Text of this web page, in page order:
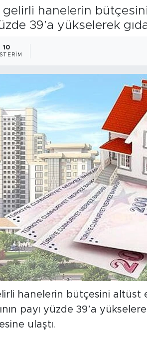
hanelerin
39’a yükselerek
10
hanelerin bütçesini altüst
payı yüzde 39’a
ulaştı.